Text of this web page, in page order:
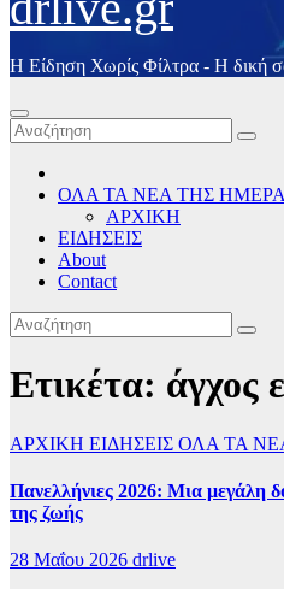
Η Είδηση Χωρίς Φίλτρα - H δική
ΟΛΑ ΤΑ ΝΕΑ ΤΗΣ
ΑΡΧΙΚΗ
ΕΙΔΗΣΕΙΣ
About
Contact
Ετικέτα: άγχος
ΑΡΧΙΚΗ ΕΙΔΗΣΕΙΣ ΟΛΑ ΤΑ
Πανελλήνιες 2026: Μια μεγάλη
της ζωής
28 Μαΐου 2026 drlive